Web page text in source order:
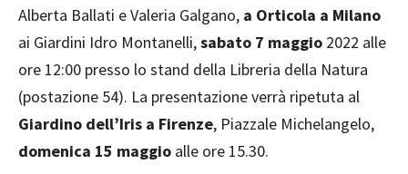
Alberta Ballati e Valeria Galgano, a Orticola a Milano
ai Giardini Idro Montanelli,sabato 7 maggio 2022 alle
ore 12:00 presso lo stand della Libreria della Natura
(postazione 54). La presentazione verrà ripetuta al
Giardino dell’Iris a Firenze, Piazzale Michelangelo,
domenica 15 maggio alle ore 15.30.